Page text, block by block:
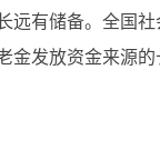
远有储备。全国
发放资金来源的